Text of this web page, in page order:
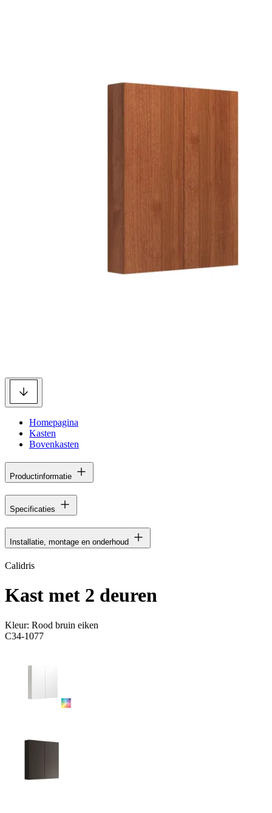
Homepagina
Kasten
Bovenkasten
Productinformatie
Specificaties
Installatie, montage en onderhoud
Calidris
Kast met 2 deuren
Kleur: Rood bruin eiken
C34-1077